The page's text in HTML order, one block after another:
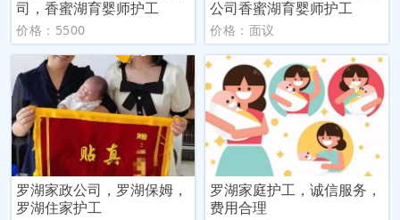
司，香蜜湖育婴师护工
价格：5500
公司香蜜湖育婴师护工
价格：面议
罗湖家政公司，罗湖保姆，
罗湖住家护工
罗湖家庭护工，诚信服务，
费用合理